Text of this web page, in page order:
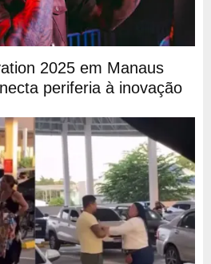
2025 em Manaus
periferia à inovação